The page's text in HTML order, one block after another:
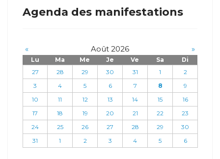
Agenda des manifestations
« Août 2026 »
Lu Ma Me Je Ve Sa
Di
27
28 29 30 31 1
2
3
4 5 6 7 8
9
10
11 12 13 14 15
16
17
18 19 20 21 22
23
24
25 26 27 28 29
30
31
1 2 3 4 5 6